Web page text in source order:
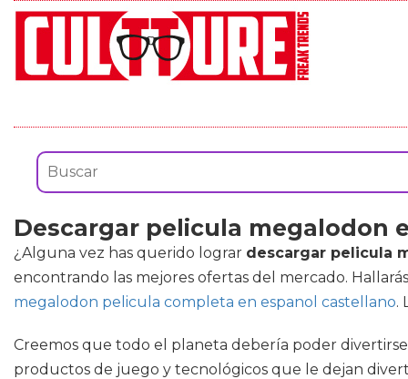
Descargar pelicula megalodon
¿Alguna vez has querido lograr descargar pelicula
encontrando las mejores ofertas del mercado.
megalodon pelicula completa en espanol castellano.
Creemos que todo el planeta debería poder
productos de juego y tecnológicos que le dejan